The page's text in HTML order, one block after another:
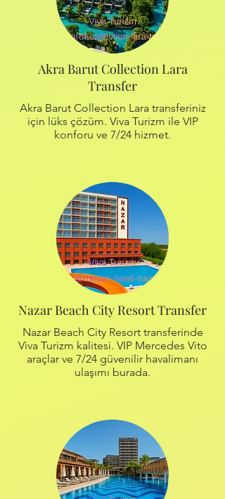
Akra Barut Collection Lara
Transfer
Akra Barut Collection Lara transferiniz
için lüks çözüm. Viva Turizm ile VIP
konforu ve 7/24 hizmet.
Nazar Beach City Resort Transfer
Nazar Beach City Resort transferinde
Viva Turizm kalitesi. VIP Mercedes Vito
araçlar ve 7/24 güvenilir havalimanı
ulaşımı burada.